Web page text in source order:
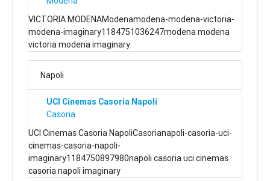
VICTORIA MODENAModenamodena-modena-victoria-
modena-imaginary1184751036247modena modena
victoria modena imaginary
Napoli
UCI Cinemas Casoria Napoli
Casoria
UCI Cinemas Casoria NapoliCasorianapoli-casoria-uci-
cinemas-casoria-napoli-
imaginary1184750897980napoli casoria uci cinemas
casoria napoli imaginary